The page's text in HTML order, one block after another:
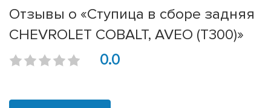
Отзывы о «Ступица в сборе задняя
CHEVROLET COBALT, AVEO (T300)»
0.0